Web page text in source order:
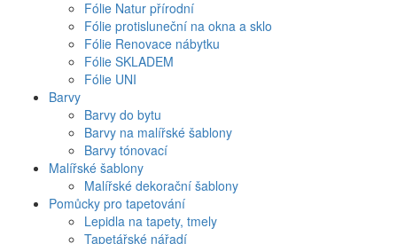
Fólie Natur přírodní
Fólie protisluneční na okna a sklo
Fólie Renovace nábytku
Fólie SKLADEM
Fólie UNI
Barvy
Barvy do bytu
Barvy na malířské šablony
Barvy tónovací
Malířské šablony
Malířské dekorační šablony
Pomůcky pro tapetování
Lepidla na tapety, tmely
Tapetářské nářadí